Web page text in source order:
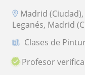
Madrid
Leganés, Madrid
Clases de
Profesor